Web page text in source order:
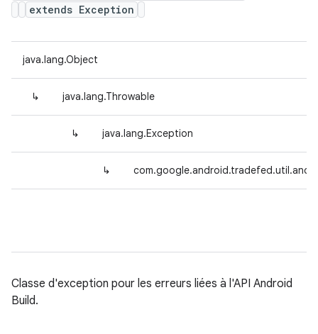
extends Exception
java.lang.Object
↳ java.lang.Throwable
↳ java.lang.Exception
↳
Classe d'exception pour les erreurs liées à l'API Android
Build.